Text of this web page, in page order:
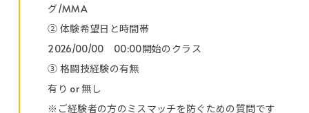
グ/MMA
② 体験希望日と時間帯
2026/00/00 00:00開始のクラス
③ 格闘技経験の有無
有り or 無し
※ご経験者の方のミスマッチを防ぐための質問です